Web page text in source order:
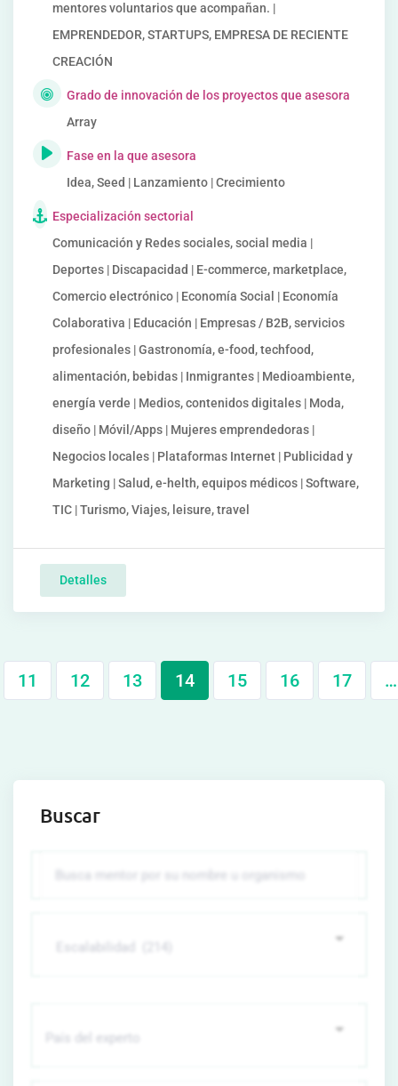
mentores voluntarios que acompañan. |
EMPRENDEDOR, STARTUPS, EMPRESA DE RECIENTE
CREACIÓN
Grado de innovación de los proyectos que asesora
Array
Fase en la que asesora
Idea, Seed | Lanzamiento | Crecimiento
Especialización sectorial
Comunicación y Redes sociales, social media |
Deportes | Discapacidad | E-commerce, marketplace,
Comercio electrónico | Economía Social | Economía
Colaborativa | Educación | Empresas / B2B, servicios
profesionales | Gastronomía, e-food, techfood,
alimentación, bebidas | Inmigrantes | Medioambiente,
energía verde | Medios, contenidos digitales | Moda,
diseño | Móvil/Apps | Mujeres emprendedoras |
Negocios locales | Plataformas Internet | Publicidad y
Marketing | Salud, e-helth, equipos médicos | Software,
TIC | Turismo, Viajes, leisure, travel
Detalles
11 12 13 14 15 16 17 …
Buscar